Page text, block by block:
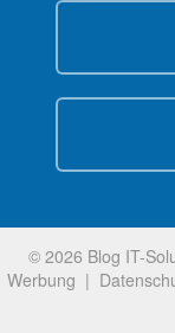
© 2026 Blog IT-
Werbung |